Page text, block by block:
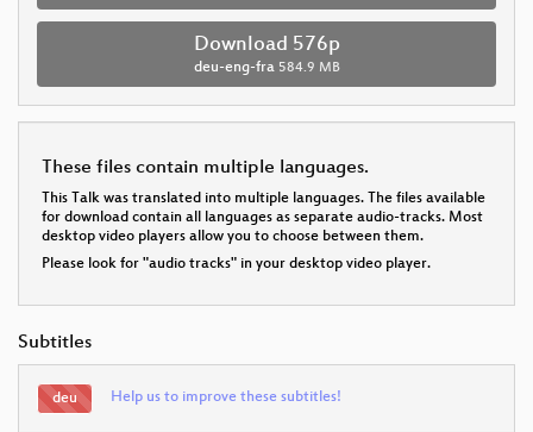
Download 576p
deu-eng-fra 584.9 MB
These files contain multiple languages.
This Talk was translated into multiple languages. The files available
for download contain all languages as separate audio-tracks. Most
desktop video players allow you to choose between them.
Please look for "audio tracks" in your desktop video player.
Subtitles
deu Help us to improve these subtitles!